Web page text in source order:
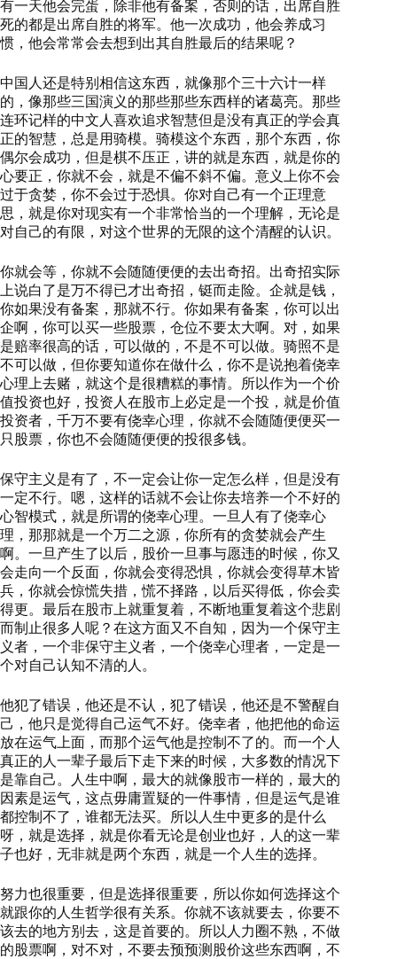
有一天他会完蛋，除非他有备案，否则的话，出席自胜
死的都是出席自胜的将军。他一次成功，他会养成习
惯，他会常常会去想到出其自胜最后的结果呢？
中国人还是特别相信这东西，就像那个三十六计一样
的，像那些三国演义的那些那些东西样的诸葛亮。那些
连环记样的中文人喜欢追求智慧但是没有真正的学会真
正的智慧，总是用骑模。骑模这个东西，那个东西，你
偶尔会成功，但是棋不压正，讲的就是东西，就是你的
心要正，你就不会，就是不偏不斜不偏。意义上你不会
过于贪婪，你不会过于恐惧。你对自己有一个正理意
思，就是你对现实有一个非常恰当的一个理解，无论是
对自己的有限，对这个世界的无限的这个清醒的认识。
你就会等，你就不会随随便便的去出奇招。出奇招实际
上说白了是万不得已才出奇招，铤而走险。企就是钱，
你如果没有备案，那就不行。你如果有备案，你可以出
企啊，你可以买一些股票，仓位不要太大啊。对，如果
是赔率很高的话，可以做的，不是不可以做。骑照不是
不可以做，但你要知道你在做什么，你不是说抱着侥幸
心理上去赌，就这个是很糟糕的事情。所以作为一个价
值投资也好，投资人在股市上必定是一个投，就是价值
投资者，千万不要有侥幸心理，你就不会随随便便买一
只股票，你也不会随随便便的投很多钱。
保守主义是有了，不一定会让你一定怎么样，但是没有
一定不行。嗯，这样的话就不会让你去培养一个不好的
心智模式，就是所谓的侥幸心理。一旦人有了侥幸心
理，那那就是一个万二之源，你所有的贪婪就会产生
啊。一旦产生了以后，股价一旦事与愿违的时候，你又
会走向一个反面，你就会变得恐惧，你就会变得草木皆
兵，你就会惊慌失措，慌不择路，以后买得低，你会卖
得更。最后在股市上就重复着，不断地重复着这个悲剧
而制止很多人呢？在这方面又不自知，因为一个保守主
义者，一个非保守主义者，一个侥幸心理者，一定是一
个对自己认知不清的人。
他犯了错误，他还是不认，犯了错误，他还是不警醒自
己，他只是觉得自己运气不好。侥幸者，他把他的命运
放在运气上面，而那个运气他是控制不了的。而一个人
真正的人一辈子最后下走下来的时候，大多数的情况下
是靠自己。人生中啊，最大的就像股市一样的，最大的
因素是运气，这点毋庸置疑的一件事情，但是运气是谁
都控制不了，谁都无法买。所以人生中更多的是什么
呀，就是选择，就是你看无论是创业也好，人的这一辈
子也好，无非就是两个东西，就是一个人生的选择。
努力也很重要，但是选择很重要，所以你如何选择这个
就跟你的人生哲学很有关系。你就不该就要去，你要不
该去的地方别去，这是首要的。所以人力圈不熟，不做
的股票啊，对不对，不要去预预测股价这些东西啊，不